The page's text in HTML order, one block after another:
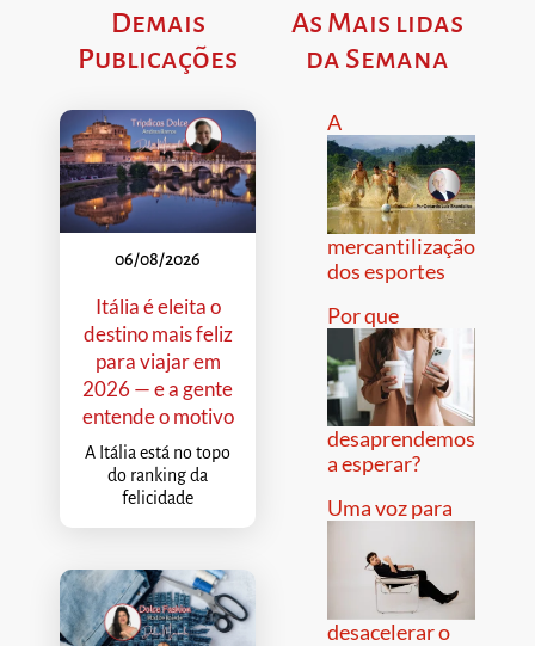
Demais
Publicações
06/08/2026
Itália é eleita o
destino mais feliz
para viajar em
2026 — e a gente
entende o motivo
A Itália está no topo
do ranking da
felicidade
As Mais lidas
da Semana
A
mercantilização
dos esportes
Por que
desaprendemos
a esperar?
Uma voz para
desacelerar o